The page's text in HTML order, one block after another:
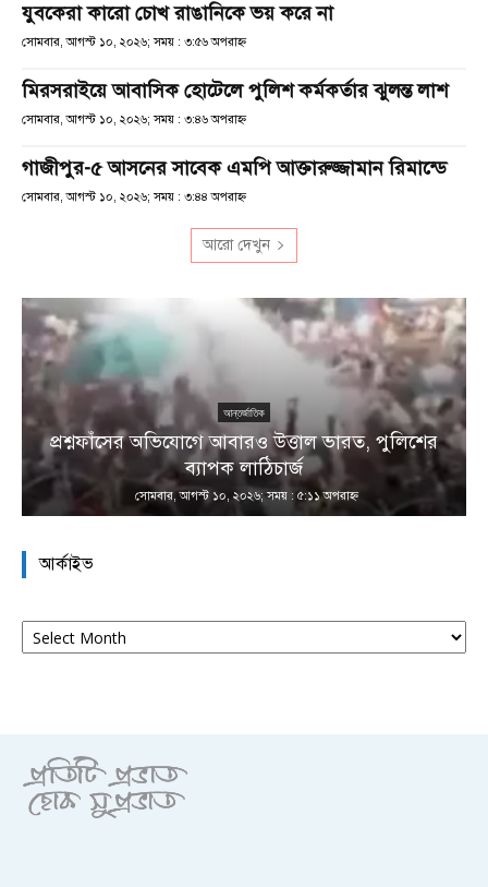
যুবকেরা কারো চোখ রাঙানিকে ভয় করে না
সোমবার, আগস্ট ১০, ২০২৬; সময় : ৩:৫৬ অপরাহ্ণ
মিরসরাইয়ে আবাসিক হোটেলে পুলিশ কর্মকর্তার ঝুলন্ত লাশ
সোমবার, আগস্ট ১০, ২০২৬; সময় : ৩:৪৬ অপরাহ্ণ
গাজীপুর-৫ আসনের সাবেক এমপি আক্তারুজ্জামান রিমান্ডে
সোমবার, আগস্ট ১০, ২০২৬; সময় : ৩:৪৪ অপরাহ্ণ
আরো দেখুন
আন্তর্জাতিক
প্রশ্নফাঁসের অভিযোগে আবারও উত্তাল ভারত, পুলিশের
ব্যাপক লাঠিচার্জ
সোমবার, আগস্ট ১০, ২০২৬; সময় : ৫:১১ অপরাহ্ণ
আর্কাইভ
আর্কাইভ